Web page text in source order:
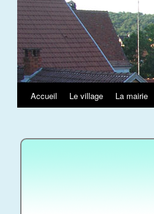
Aller
contenu
Accueil Le village La mairie